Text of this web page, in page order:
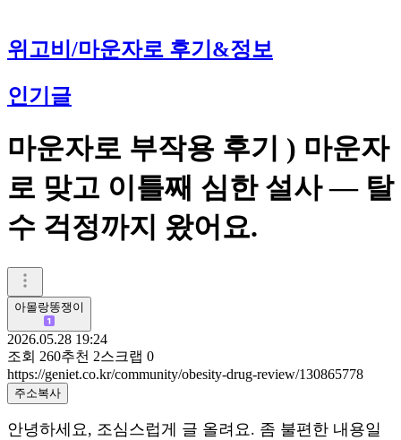
위고비/마운자로 후기&정보
인기글
마운자로 부작용 후기 ) 마운자
로 맞고 이틀째 심한 설사 — 탈
수 걱정까지 왔어요.
아몰랑똥쟁이
2026.05.28 19:24
조회 260추천 2스크랩 0
https://geniet.co.kr/community/obesity-drug-review/130865778
주소복사
안녕하세요, 조심스럽게 글 올려요. 좀 불편한 내용일